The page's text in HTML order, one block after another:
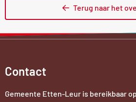
Terug naar het
Contact
Gemeente Etten-Leur is bereikbaar op